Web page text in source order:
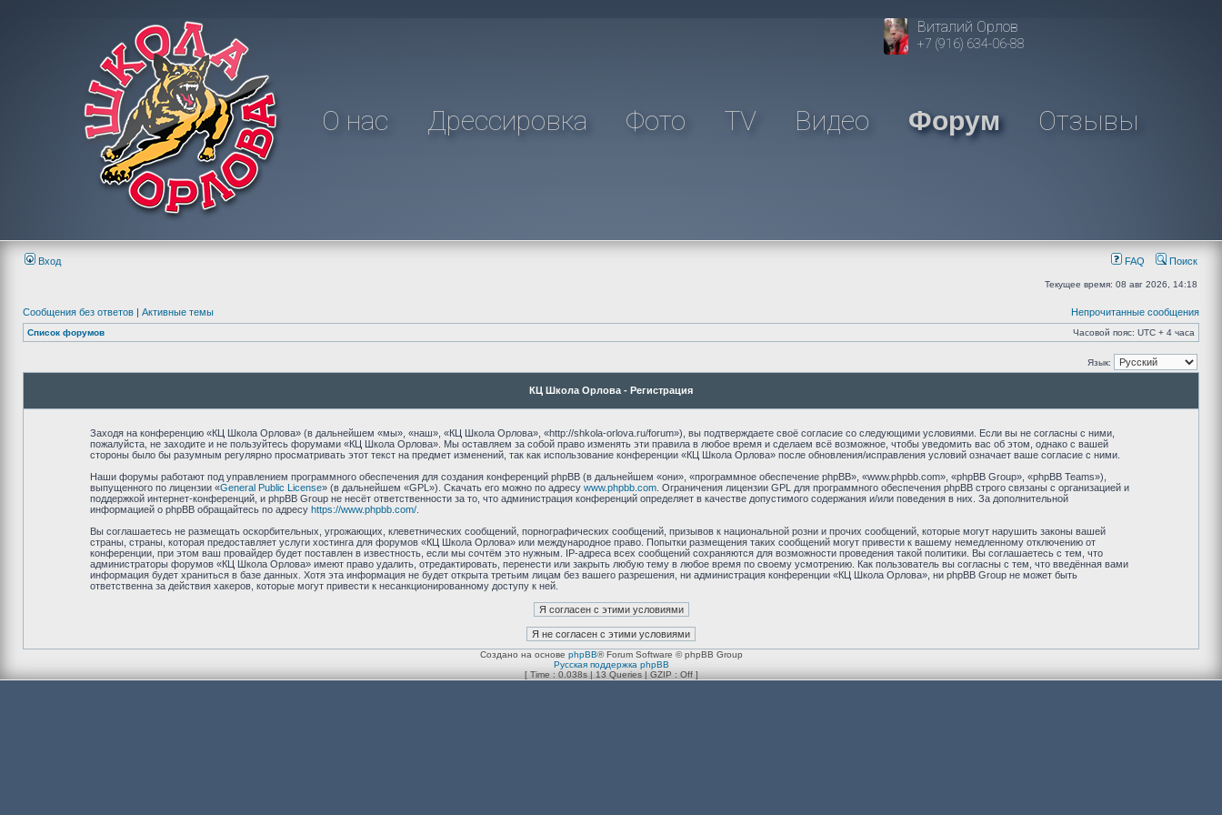
Виталий Орлов
+7 (916) 634-06-88
О нас Дрессировка Фото TV Видео Форум Отзывы
Вход FAQ Поиск
Текущее время: 08 авг 2026, 14:18
Сообщения без ответов | Активные темы Непрочитанные сообщения
Список форумов Часовой пояс: UTC + 4 часа
Язык:
КЦ Школа Орлова - Регистрация
Заходя на конференцию «КЦ Школа Орлова» (в дальнейшем «мы», «наш», «КЦ Школа Орлова», «http://shkola-orlova.ru/forum»), вы подтверждаете своё согласие со следующими условиями. Если вы не согласны с ними,
пожалуйста, не заходите и не пользуйтесь форумами «КЦ Школа Орлова». Мы оставляем за собой право изменять эти правила в любое время и сделаем всё возможное, чтобы уведомить вас об этом, однако с вашей
стороны было бы разумным регулярно просматривать этот текст на предмет изменений, так как использование конференции «КЦ Школа Орлова» после обновления/исправления условий означает ваше согласие с ними.
Наши форумы работают под управлением программного обеспечения для создания конференций phpBB (в дальнейшем «они», «программное обеспечение phpBB», «www.phpbb.com», «phpBB Group», «phpBB Teams»),
выпущенного по лицензии «General Public License» (в дальнейшем «GPL»). Скачать его можно по адресу www.phpbb.com. Ограничения лицензии GPL для программного обеспечения phpBB строго связаны с организацией и
поддержкой интернет-конференций, и phpBB Group не несёт ответственности за то, что администрация конференций определяет в качестве допустимого содержания и/или поведения в них. За дополнительной
информацией о phpBB обращайтесь по адресу https://www.phpbb.com/.
Вы соглашаетесь не размещать оскорбительных, угрожающих, клеветнических сообщений, порнографических сообщений, призывов к национальной розни и прочих сообщений, которые могут нарушить законы вашей
страны, страны, которая предоставляет услуги хостинга для форумов «КЦ Школа Орлова» или международное право. Попытки размещения таких сообщений могут привести к вашему немедленному отключению от
конференции, при этом ваш провайдер будет поставлен в известность, если мы сочтём это нужным. IP-адреса всех сообщений сохраняются для возможности проведения такой политики. Вы соглашаетесь с тем, что
администраторы форумов «КЦ Школа Орлова» имеют право удалить, отредактировать, перенести или закрыть любую тему в любое время по своему усмотрению. Как пользователь вы согласны с тем, что введённая вами
информация будет храниться в базе данных. Хотя эта информация не будет открыта третьим лицам без вашего разрешения, ни администрация конференции «КЦ Школа Орлова», ни phpBB Group не может быть
ответственна за действия хакеров, которые могут привести к несанкционированному доступу к ней.
Создано на основе phpBB® Forum Software © phpBB Group
Русская поддержка phpBB
[ Time : 0.038s | 13 Queries | GZIP : Off ]